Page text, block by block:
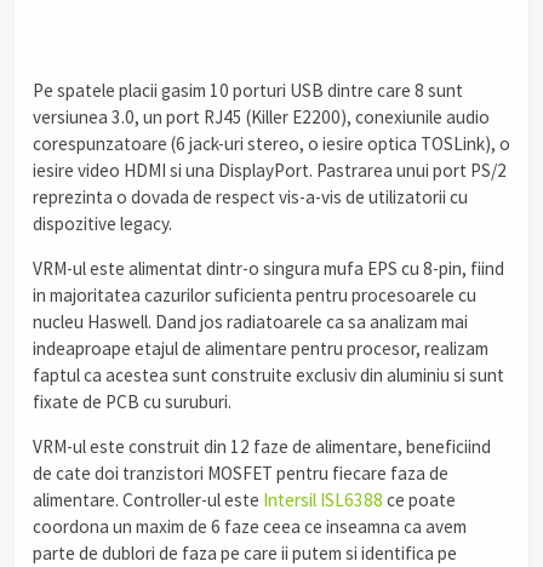
Pe spatele placii gasim 10 porturi USB dintre care 8 sunt
versiunea 3.0, un port RJ45 (Killer E2200), conexiunile audio
corespunzatoare (6 jack-uri stereo, o iesire optica TOSLink), o
iesire video HDMI si una DisplayPort. Pastrarea unui port PS/2
reprezinta o dovada de respect vis-a-vis de utilizatorii cu
dispozitive legacy.
VRM-ul este alimentat dintr-o singura mufa EPS cu 8-pin, fiind
in majoritatea cazurilor suficienta pentru procesoarele cu
nucleu Haswell. Dand jos radiatoarele ca sa analizam mai
indeaproape etajul de alimentare pentru procesor, realizam
faptul ca acestea sunt construite exclusiv din aluminiu si sunt
fixate de PCB cu suruburi.
VRM-ul este construit din 12 faze de alimentare, beneficiind
de cate doi tranzistori MOSFET pentru fiecare faza de
alimentare. Controller-ul este Intersil ISL6388 ce poate
coordona un maxim de 6 faze ceea ce inseamna ca avem
parte de dublori de faza pe care ii putem si identifica pe